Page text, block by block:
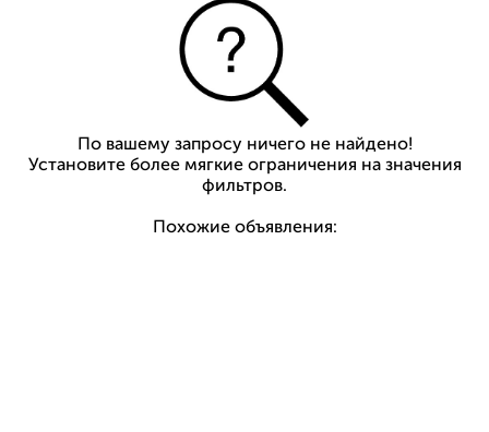
По вашему запросу ничего не найдено!
Установите более мягкие ограничения на значения
фильтров.
Похожие объявления: